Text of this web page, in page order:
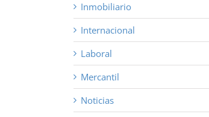
Inmobiliario
Internacional
Laboral
Mercantil
Noticias